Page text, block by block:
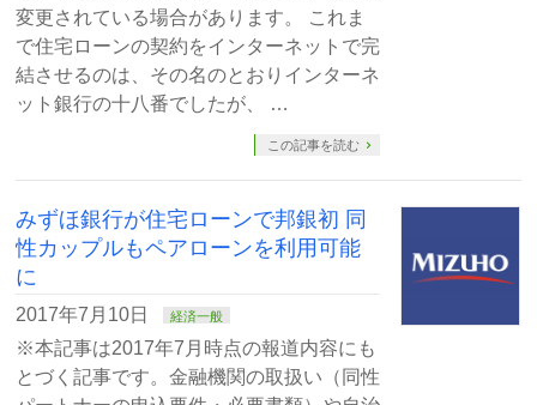
変更されている場合があります。 これま
で住宅ローンの契約をインターネットで完
結させるのは、その名のとおりインターネ
ット銀行の十八番でしたが、 …
この記事を読む
みずほ銀行が住宅ローンで邦銀初 同
性カップルもペアローンを利用可能
に
2017年7月10日 経済一般
※本記事は2017年7月時点の報道内容にも
とづく記事です。金融機関の取扱い（同性